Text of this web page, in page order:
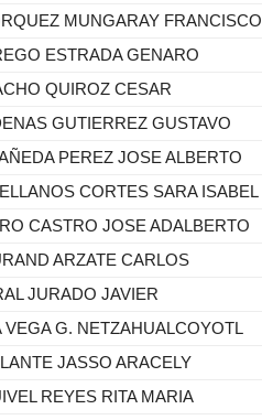
MUNGARAY FRANCISCO
ESTRADA GENARO
QUIROZ CESAR
GUTIERREZ GUSTAVO
PEREZ JOSE ALBERTO
CORTES SARA ISABEL
CASTRO JOSE ADALBERTO
ARZATE CARLOS
JURADO JAVIER
VEGA G. NETZAHUALCOYOTL
JASSO ARACELY
REYES RITA MARIA